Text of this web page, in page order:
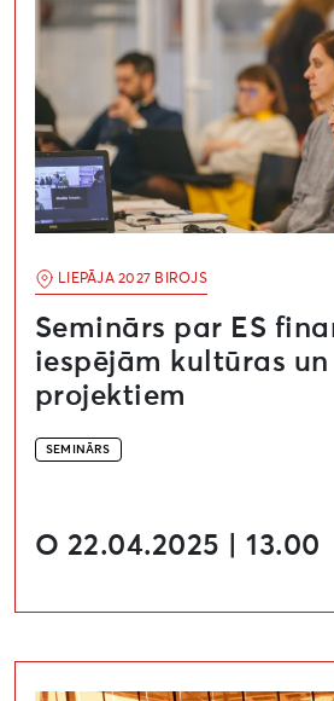
LIEPĀJA 2027 BIROJS
Seminārs par ES
iespējām kultūras
projektiem
SEMINĀRS
O 22.04.2025 | 13.00